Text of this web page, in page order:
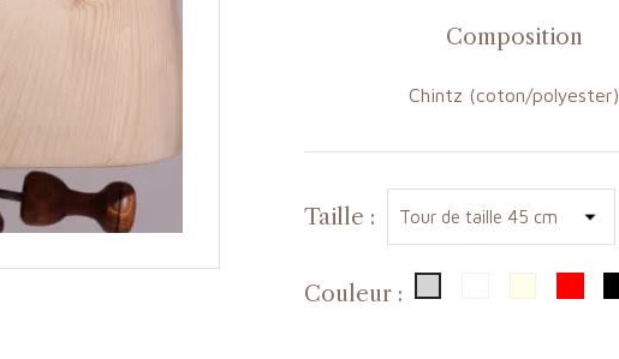
Composition
Chintz (coton/polyester)
Taille :
Couleur :